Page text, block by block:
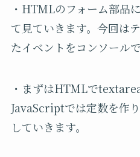
・HTMLのフォーム部品
て見ていきます。今回は
たイベントをコンソール
・まずはHTMLで
JavaScriptでは定数を作
していきます。